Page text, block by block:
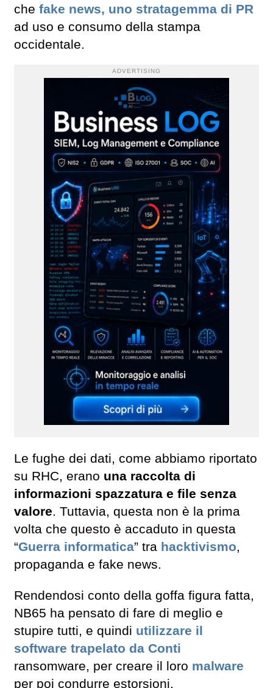
che fake news, uno stratagemma di PR
ad uso e consumo della stampa
occidentale.
ADVERTISING
Le fughe dei dati, come abbiamo riportato
su RHC, erano una raccolta di
informazioni spazzatura e file senza
valore. Tuttavia, questa non è la prima
volta che questo è accaduto in questa
“Guerra informatica” tra hacktivismo,
propaganda e fake news.
Rendendosi conto della goffa figura fatta,
NB65 ha pensato di fare di meglio e
stupire tutti, e quindi utilizzare il
software trapelato da Conti
ransomware, per creare il loro malware
per poi condurre estorsioni.